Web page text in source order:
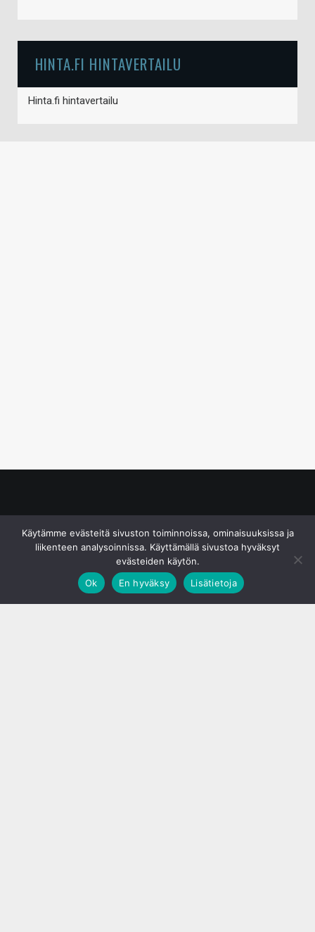
HINTA.FI HINTAVERTAILU
Hinta.fi hintavertailu
Käytämme evästeitä sivuston toiminnoissa, ominaisuuksissa ja
liikenteen analysoinnissa. Käyttämällä sivustoa hyväksyt
evästeiden käytön.
Ok
En hyväksy Lisätietoja